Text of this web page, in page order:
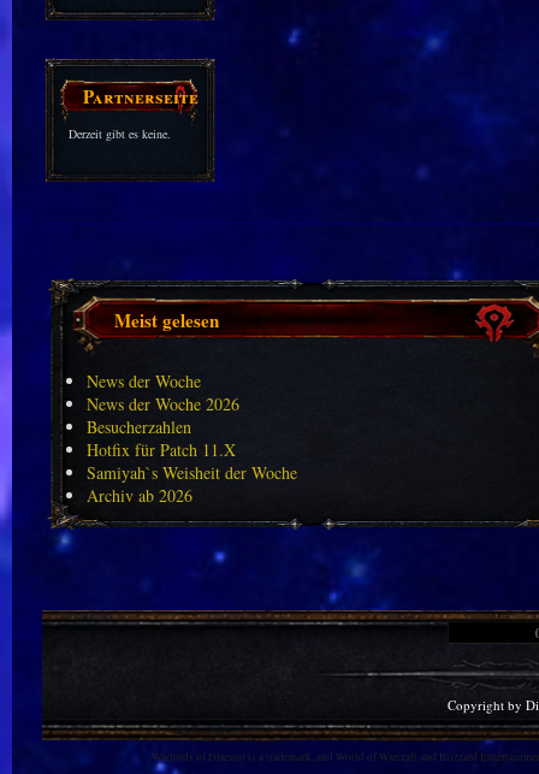
Partnerseiten
Derzeit gibt es keine.
Meist gelesen
News der Woche
News der Woche 2026
Besucherzahlen
Hotfix für Patch 11.X
Samiyah`s Weisheit der Woche
Archiv ab 2026
Copyright by
Warlords of Draenor is a trademark, and World of Warcraft and Blizzard